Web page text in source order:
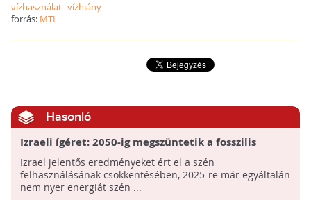
vízhasználat vízhiány
forrás: MTI
Hasonló
Izraeli ígéret: 2050-ig megszüntetik a fosszilis
tüzelőanyagok használatát
Izrael jelentős eredményeket ért el a szén
felhasználásának csökkentésében, 2025-re már egyáltalán
nem nyer energiát szén ...